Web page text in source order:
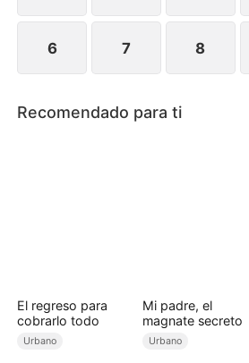
6 7 8
Recomendado para ti
El regreso para
cobrarlo todo
Urbano
Mi padre, el
magnate secreto
Urbano